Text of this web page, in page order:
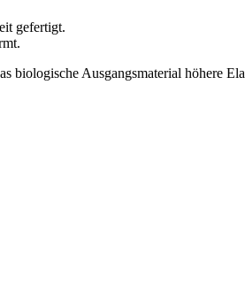
gefertigt.
biologische Ausgangsmaterial höhere